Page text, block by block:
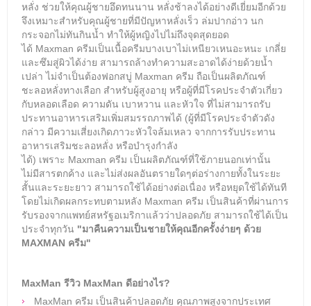
หลั่ง ช่วยให้คุณผู้ชายอึดทนนาน หลั่งช้าลงได้อย่างดีเยี่ยมอีกด้วย
จึงเหมาะสำหรับคุณผู้ชายที่มีปัญหาหลั่งเร็ว ล่มปากอ่าว นก
กระจอกไม่ทันกินน้ำ ทำให้ผู้หญิงไปไม่ถึงจุดสุดยอด
ได้ Maxman ครีมเป็นเนื้อครีมบางเบาไม่เหนียวเหนอะหนะ เกลี่ย
และซึมสู่ผิวได้ง่าย สามารถล้างทำความสะอาดได้ง่ายด้วยน้ำ
เปล่า ไม่จำเป็นต้องฟอกสบู่ Maxman ครีม ถือเป็นผลิตภัณฑ์
ชะลอหลั่งทางเลือก สำหรับผู้สูงอายุ หรือผู้ที่มีโรคประจำตัวเกี่ยว
กับหลอดเลือด ความดัน เบาหวาน และหัวใจ ที่ไม่สามารถรับ
ประทานอาหารเสริมเพิ่มสมรรถภาพได้ (ผู้ที่มีโรคประจำตัวดัง
กล่าว มีความเสี่ยงเกิดภาวะหัวใจล้มเหลว จากการรับประทาน
อาหารเสริมชะลอหลั่ง หรือบำรุงกำลัง
ได้) เพราะ Maxman ครีม เป็นผลิตภัณฑ์ที่ใช้ภายนอกเท่านั้น
ไม่มีสารตกค้าง และไม่ส่งผลอันตรายใดๆต่อร่างกายทั้งในระยะ
สั้นและระยะยาว สามารถใช้ได้อย่างต่อเนื่อง หรือหยุดใช้ได้ทันที
โดยไม่เกิดผลกระทบตามหลัง Maxman ครีม เป็นสินค้าที่ผ่านการ
รับรองจากแพทย์สหรัฐอเมริกาแล้วว่าปลอดภัย สามารถใช้ได้เป็น
ประจำทุกวัน "มาคืนความเป็นชายให้คุณอีกครั้งง่ายๆ ด้วย
MAXMAN ครีม"
MaxMan รีวิว MaxMan ดีอย่างไร?
MaxMan ครีม เป็นสินค้าปลอดภัย คุณภาพสูงจากประเทศ